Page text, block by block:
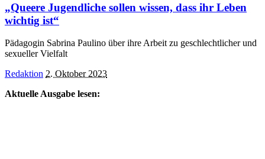
„Queere Jugendliche sollen wissen, dass ihr Leben
wichtig ist“
Pädagogin Sabrina Paulino über ihre Arbeit zu geschlechtlicher und
sexueller Vielfalt
Posted
Redaktion 2. Oktober 2023
Aktuelle Ausgabe lesen: